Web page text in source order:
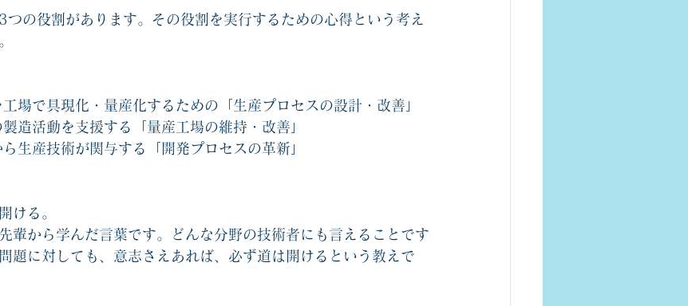
つの役割があります。その役割を実行するための心得という考え
場で具現化・量産化するための「生産プロセスの設計・改善」
造活動を支援する「量産工場の維持・改善」
生産技術が関与する「開発プロセスの革新」
ける。
輩から学んだ言葉です。どんな分野の技術者にも言えることです
題に対しても、意志さえあれば、必ず道は開けるという教えで